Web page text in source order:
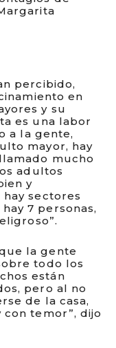
percibido,
en
y su
es una labor
a la gente,
mayor, hay
mucho
adultos
y
sectores
7 personas,
la gente
todo los
están
pero al no
de la casa,
temor”, dijo